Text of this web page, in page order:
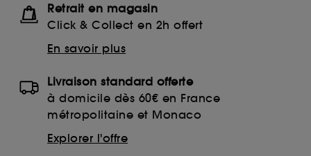
Retrait en magasin
Click & Collect en 2h offert
En savoir plus
Livraison standard offerte
à domicile dès 60€ en France
métropolitaine et Monaco
Explorer l'offre